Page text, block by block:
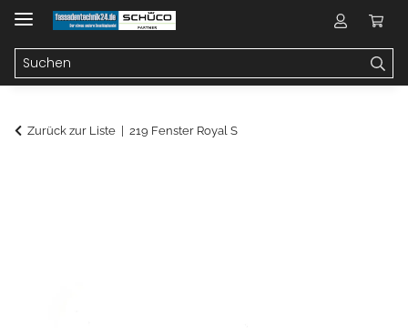
Zurück zur Liste 219 Fenster Royal S